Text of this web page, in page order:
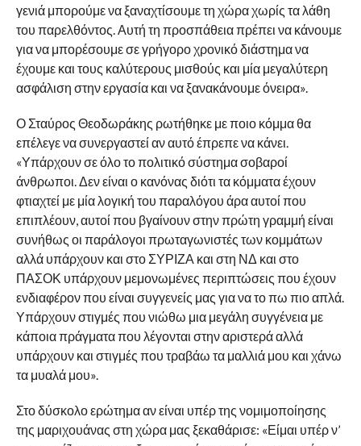
γενιά μπορούμε να ξαναχτίσουμε τη χώρα χωρίς τα λάθη
του παρελθόντος. Αυτή τη προσπάθεια πρέπει να κάνουμε
για να μπορέσουμε σε γρήγορο χρονικό διάστημα να
έχουμε και τους καλύτερους μισθούς και μία μεγαλύτερη
ασφάλιση στην εργασία και να ξανακάνουμε όνειρα».
Ο Σταύρος Θεοδωράκης ρωτήθηκε με ποιο κόμμα θα
επέλεγε να συνεργαστεί αν αυτό έπρεπε να κάνει.
«Υπάρχουν σε όλο το πολιτικό σύστημα σοβαροί
άνθρωποι. Δεν είναι ο κανόνας διότι τα κόμματα έχουν
φτιαχτεί με μία λογική του παραλόγου άρα αυτοί που
επιπλέουν, αυτοί που βγαίνουν στην πρώτη γραμμή είναι
συνήθως οι παράλογοι πρωταγωνιστές των κομμάτων
αλλά υπάρχουν και στο ΣΥΡΙΖΑ και στη ΝΔ και στο
ΠΑΣΟΚ υπάρχουν μεμονωμένες περιπτώσεις που έχουν
ενδιαφέρον που είναι συγγενείς μας για να το πω πιο απλά.
Υπάρχουν στιγμές που νιώθω μια μεγάλη συγγένεια με
κάποια πράγματα που λέγονται στην αριστερά αλλά
υπάρχουν και στιγμές που τραβάω τα μαλλιά μου και χάνω
τα μυαλά μου».
Στο δύσκολο ερώτημα αν είναι υπέρ της νομιμοποίησης
της μαριχουάνας στη χώρα μας ξεκαθάρισε: «Είμαι υπέρ ν’